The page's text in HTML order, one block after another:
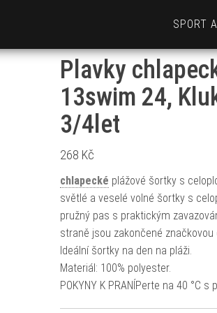
SPORT
Plavky
13swim 24,
3/4let
268 Kč
chlapecké plážové šortky s
světlé a veselé volné šortky s
pružný pas s praktickým
straně jsou zakončené
Ideální šortky na den na pláži.
Materiál: 100% polyester.
POKYNY K PRANÍPerte na 40 °C